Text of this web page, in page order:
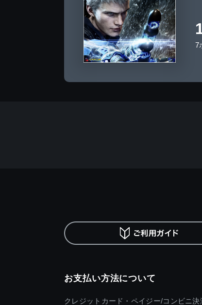
7
お支払い方法について
クレジットカード・ペイジー/コンビニ決